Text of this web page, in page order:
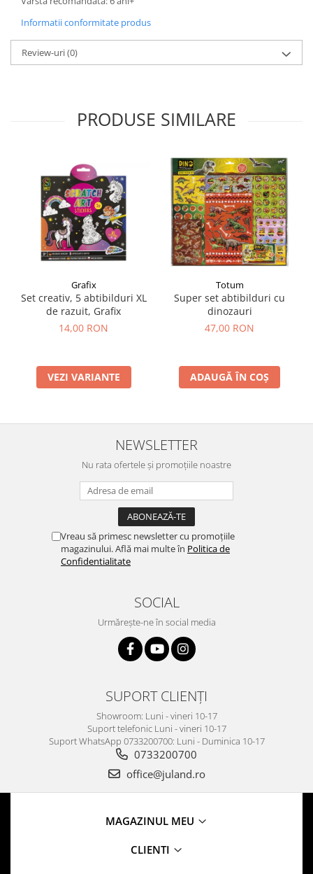
Informatii conformitate produs
Review-uri(0)
PRODUSE SIMILARE
Grafix
Set creativ, 5 abtibilduri XL
de razuit, Grafix
14,00 RON
VEZI VARIANTE
Totum
Super set abtibilduri cu
dinozauri
47,00 RON
ADAUGĂ ÎN COȘ
NEWSLETTER
Nu rata ofertele și promoțiile noastre
Vreau să primesc newsletter cu promoțiile
magazinului. Află mai multe în Politica de
Confidentialitate
SOCIAL
Urmărește-ne în social media
SUPORT CLIENȚI
Showroom: Luni - vineri 10-17
Suport telefonic Luni - vineri 10-17
Suport WhatsApp 0733200700: Luni - Duminica 10-17
0733200700
office@juland.ro
MAGAZINUL MEU
CLIENTI